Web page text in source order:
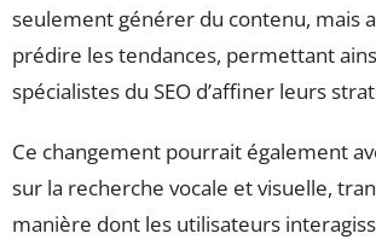
seulement générer du contenu, mais
prédire les tendances, permettant
spécialistes du SEO d’affiner leurs
Ce changement pourrait également
sur la recherche vocale et visuelle,
manière dont les utilisateurs